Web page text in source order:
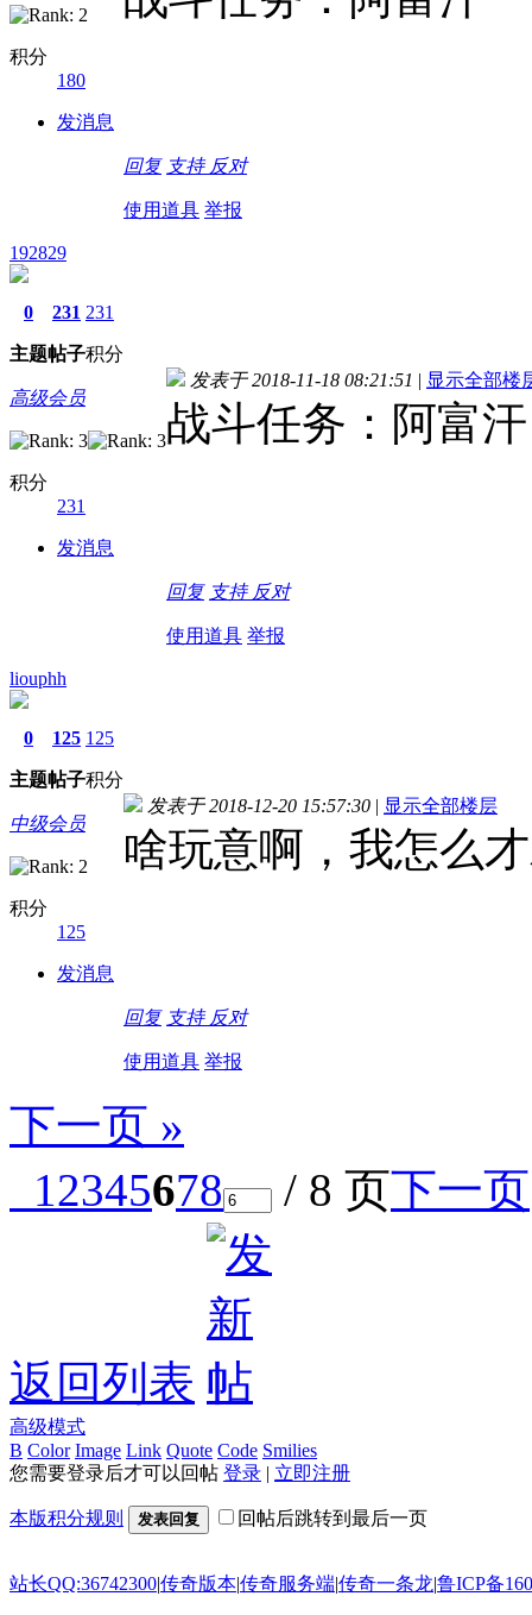
积分
180
发消息
回复 支持 反对
使用道具 举报
192829
0
主题
231
帖子
231
积分
高级会员
积分
231
发消息
发表于 2018-11-18 08:21:51 | 显示全部楼
战斗任务：阿富汗
回复 支持 反对
使用道具 举报
liouphh
0
主题
125
帖子
125
积分
中级会员
积分
125
发消息
发表于 2018-12-20 15:57:30 | 显示全部楼层
啥玩意啊，我怎么
回复 支持 反对
使用道具 举报
下一页 »
12345678 / 8 页下一页
返回列表
高级模式
B Color Image Link Quote Code Smilies
您需要登录后才可以回帖 登录 | 立即注册
本版积分规则 发表回复 回帖后跳转到最后一页
站长QQ:36742300|传奇版本|传奇服务端|传奇一条龙|鲁ICP备